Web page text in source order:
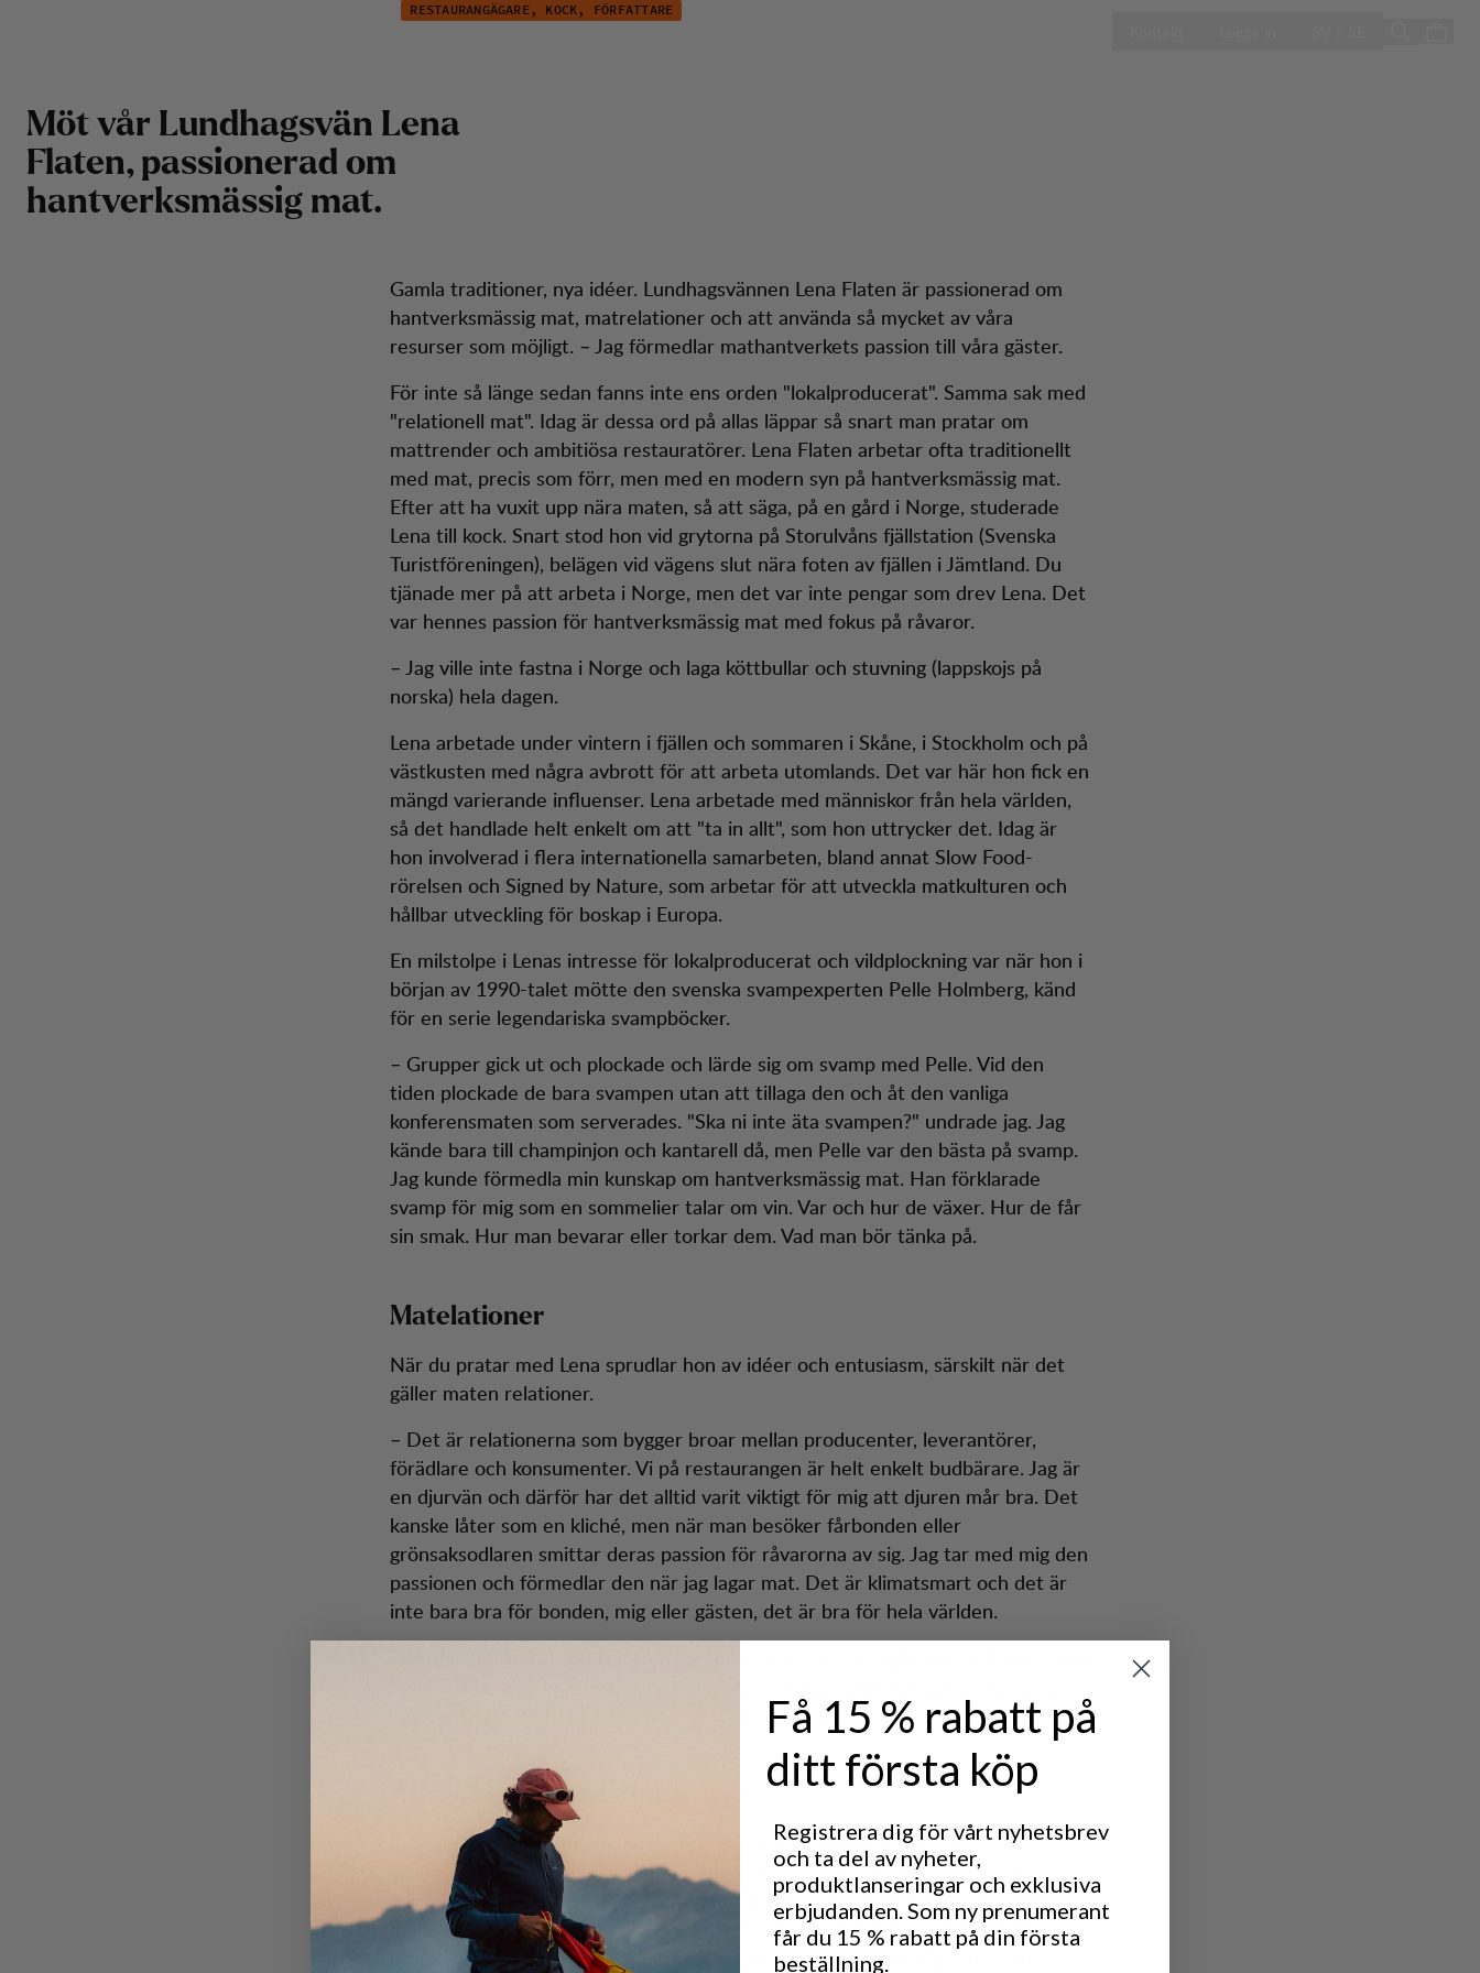
RESTAURANGÄGARE, KOCK, FÖRFATTARE
Möt vår Lundhagsvän Lena
Flaten, passionerad om
hantverksmässig mat.
Gamla traditioner, nya idéer. Lundhagsvännen Lena Flaten är passionerad om
hantverksmässig mat, matrelationer och att använda så mycket av våra
resurser som möjligt. – Jag förmedlar mathantverkets passion till våra gäster.
För inte så länge sedan fanns inte ens orden "lokalproducerat". Samma sak med
"relationell mat". Idag är dessa ord på allas läppar så snart man pratar om
mattrender och ambitiösa restauratörer. Lena Flaten arbetar ofta traditionellt
med mat, precis som förr, men med en modern syn på hantverksmässig mat.
Efter att ha vuxit upp nära maten, så att säga, på en gård i Norge, studerade
Lena till kock. Snart stod hon vid grytorna på Storulvåns fjällstation (Svenska
Turistföreningen), belägen vid vägens slut nära foten av fjällen i Jämtland. Du
tjänade mer på att arbeta i Norge, men det var inte pengar som drev Lena. Det
var hennes passion för hantverksmässig mat med fokus på råvaror.
– Jag ville inte fastna i Norge och laga köttbullar och stuvning (lappskojs på
norska) hela dagen.
Lena arbetade under vintern i fjällen och sommaren i Skåne, i Stockholm och på
västkusten med några avbrott för att arbeta utomlands. Det var här hon fick en
mängd varierande influenser. Lena arbetade med människor från hela världen,
så det handlade helt enkelt om att "ta in allt", som hon uttrycker det. Idag är
hon involverad i flera internationella samarbeten, bland annat Slow Food-
rörelsen och Signed by Nature, som arbetar för att utveckla matkulturen och
hållbar utveckling för boskap i Europa.
En milstolpe i Lenas intresse för lokalproducerat och vildplockning var när hon i
början av 1990-talet mötte den svenska svampexperten Pelle Holmberg, känd
för en serie legendariska svampböcker.
– Grupper gick ut och plockade och lärde sig om svamp med Pelle. Vid den
tiden plockade de bara svampen utan att tillaga den och åt den vanliga
konferensmaten som serverades. "Ska ni inte äta svampen?" undrade jag. Jag
kände bara till champinjon och kantarell då, men Pelle var den bästa på svamp.
Jag kunde förmedla min kunskap om hantverksmässig mat. Han förklarade
svamp för mig som en sommelier talar om vin. Var och hur de växer. Hur de får
sin smak. Hur man bevarar eller torkar dem. Vad man bör tänka på.
Matelationer
När du pratar med Lena sprudlar hon av idéer och entusiasm, särskilt när det
gäller maten relationer.
– Det är relationerna som bygger broar mellan producenter, leverantörer,
förädlare och konsumenter. Vi på restaurangen är helt enkelt budbärare. Jag är
en djurvän och därför har det alltid varit viktigt för mig att djuren mår bra. Det
kanske låter som en kliché, men när man besöker fårbonden eller
grönsaksodlaren smittar deras passion för råvarorna av sig. Jag tar med mig den
passionen och förmedlar den när jag lagar mat. Det är klimatsmart och det är
inte bara bra för bonden, mig eller gästen, det är bra för hela världen.
djurhållning och sättet att arbeta med jord och natur.
Att springa på bollarna
Lena driver Flammans skafferi i Storlien, en restaurang och matbar som även
inkluderar catering och inspirationskurser för grupper och företag. Lena är
också engagerad i ett projekt som heter The Edible Country, ett samarbete
mellan Visit Sweden och flera stjärnkockar för att inspirera till matlagning
utomhus. Nära en sjö inte långt från Storlien hittar du denna ”gör det själv-
Få 15 % rabatt på
ditt första köp
Registrera dig för vårt nyhetsbrev
och ta del av nyheter,
produktlanseringar och exklusiva
erbjudanden. Som ny prenumerant
får du 15 % rabatt på din första
beställning.